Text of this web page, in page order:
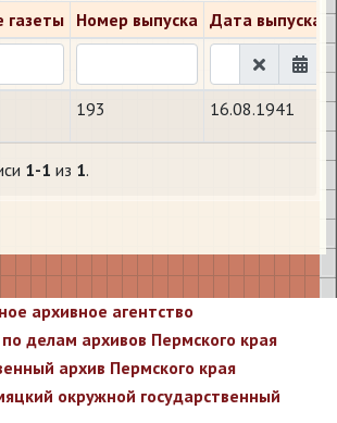
газеты Номер выпуска Дата выпуска
193 16.08.1941
1-1 из 1.
архивное агентство
делам архивов Пермского края
архив Пермского края
окружной государственный